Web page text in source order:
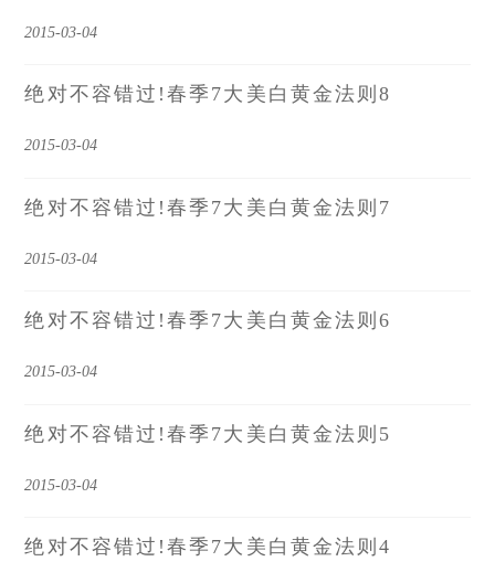
2015-03-04
绝对不容错过!春季7大美白黄金法则8
2015-03-04
绝对不容错过!春季7大美白黄金法则7
2015-03-04
绝对不容错过!春季7大美白黄金法则6
2015-03-04
绝对不容错过!春季7大美白黄金法则5
2015-03-04
绝对不容错过!春季7大美白黄金法则4